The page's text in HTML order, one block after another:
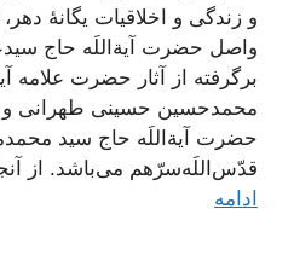
و زندگی و اخلاقیات یگانۀ
واصل حضرت آیة‌اللَه حاج
برگرفته از آثار حضرت علامه
محمدحسین حسینی طهرانی و
حضرت آیة‌اللَه حاج سید
قدّس‌اللَه‌سرّهم می‌باشد. از
ادامه